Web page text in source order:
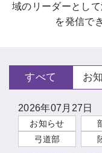
域のリーダーとし
を発信で
すべて お
2026年07月27日
お知らせ
弓道部